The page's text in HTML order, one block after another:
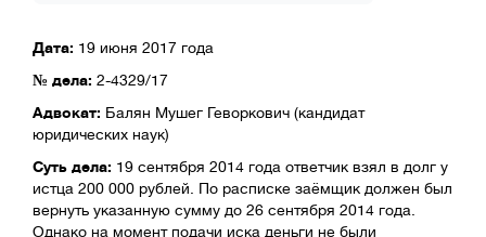
Дата: 19 июня 2017 года
№ дела: 2-4329/17
Адвокат: Балян Мушег Геворкович (кандидат
юридических наук)
Суть дела: 19 сентября 2014 года ответчик взял в долг у
истца 200 000 рублей. По расписке заёмщик должен был
вернуть указанную сумму до 26 сентября 2014 года.
Однако на момент подачи иска деньги не были